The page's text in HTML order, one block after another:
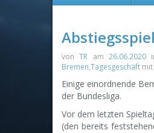
vonTR am26.06.2020
Bremen,Tagesgeschäft mit
Einige einordnende
der Bundesliga.
Vor dem letzten
(den bereits